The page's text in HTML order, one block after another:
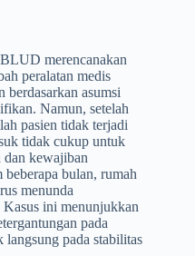
merencanakan
peralatan medis
berdasarkan asumsi
Namun, setelah
pasien tidak terjadi
tidak cukup untuk
dan kewajiban
beberapa bulan, rumah
menunda
ini menunjukkan
pada
langsung pada stabilitas